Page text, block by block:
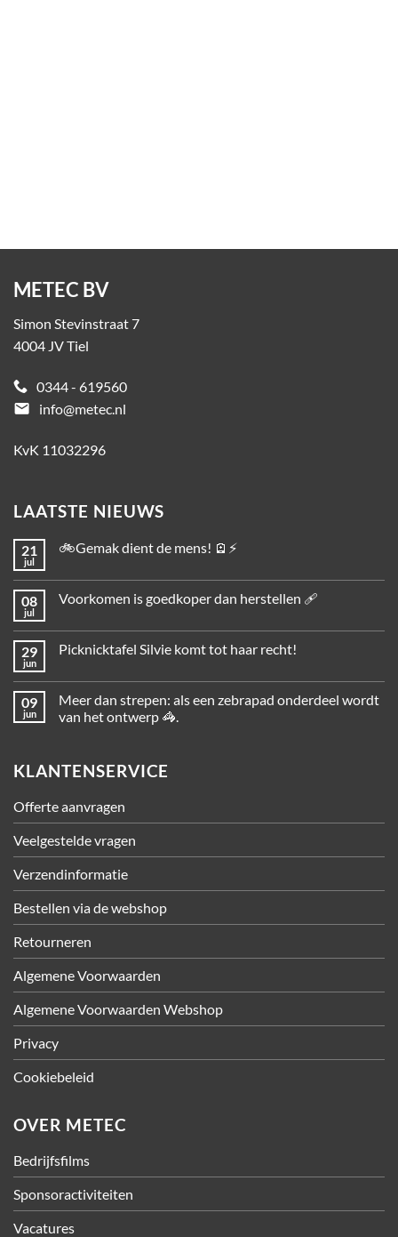
METEC BV
Simon Stevinstraat 7
4004 JV Tiel
0344 - 619560
email
info@metec.nl
KvK 11032296
LAATSTE NIEUWS
21
jul
🚲Gemak dient de mens! 🪫⚡
08
jul
Voorkomen is goedkoper dan herstellen 🩹
29
jun
Picknicktafel Silvie komt tot haar recht!
09
jun
Meer dan strepen: als een zebrapad onderdeel wordt
van het ontwerp 🦓.
KLANTENSERVICE
Offerte aanvragen
Veelgestelde vragen
Verzendinformatie
Bestellen via de webshop
Retourneren
Algemene Voorwaarden
Algemene Voorwaarden Webshop
Privacy
Cookiebeleid
OVER METEC
Bedrijfsfilms
Sponsoractiviteiten
Vacatures